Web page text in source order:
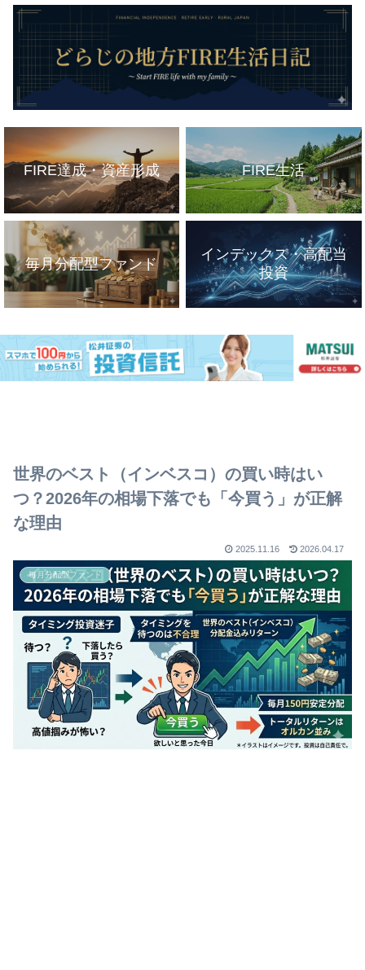
FIRE達成・資産形成 FIRE生活
毎月分配型ファンド
インデックス・高配当
投資
世界のベスト（インベスコ）の買い時はい
つ？2026年の相場下落でも「今買う」が正解
な理由
2025.11.16 2026.04.17
毎月分配型ファンド